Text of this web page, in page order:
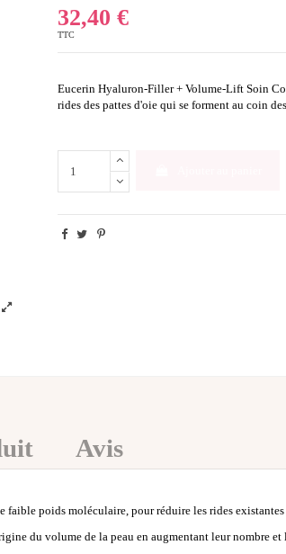
32,40 €
TTC
Eucerin Hyaluron-Filler + Volume-Lift Soin
rides des pattes d'oie qui se forment au coin
Avis
poids moléculaire, pour réduire les rides existantes
du volume de la peau en augmentant leur nombre et